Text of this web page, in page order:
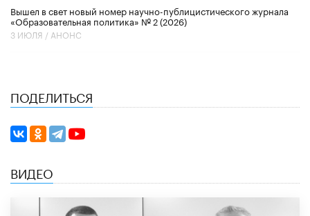
Вышел в свет новый номер научно-публицистического журнала
«Образовательная политика» № 2 (2026)
3 ИЮЛЯ / АНОНС
ПОДЕЛИТЬСЯ
ВИДЕО